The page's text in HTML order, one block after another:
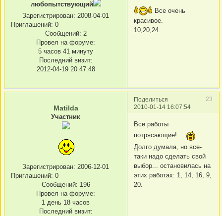
любопытствующий
Зарегистрирован: 2008-04-01
Приглашений: 0
Сообщений: 2
Провел на форуме:
5 часов 41 минуту
Последний визит:
2012-04-19 20:47:48
Все очень
красивое.
10,20,24.
Поделиться
23
2010-01-14 16:07:54
Matilda
Участник
Зарегистрирован: 2006-12-01
Приглашений: 0
Сообщений: 196
Провел на форуме:
1 день 18 часов
Последний визит:
Все работы
потрясающие!
Долго думала, но все-
таки надо сделать свой
выбор... остановилась на
этих работах: 1, 14, 16, 9,
20.